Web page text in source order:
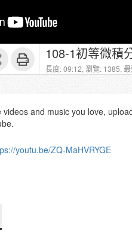
108-1初等微
長度: 09:12, 瀏覽: 1385,
videos and music you love,
youtu.be/ZQ-MaHVRYGE